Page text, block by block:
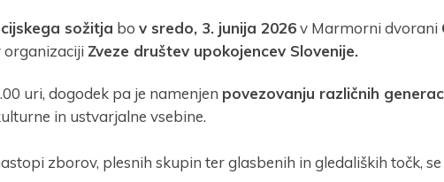
sožitja bo v sredo, 3. junija 2026v Marmorni dvorani
organizaciji Zveze društev upokojencev Slovenije.
uri, dogodek pa je namenjen povezovanju različnih
in ustvarjalne vsebine.
zborov, plesnih skupin ter glasbenih in gledaliških točk,